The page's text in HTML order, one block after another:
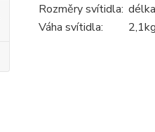
Rozměry svítidla:
Váha svítidla:
2,1kg